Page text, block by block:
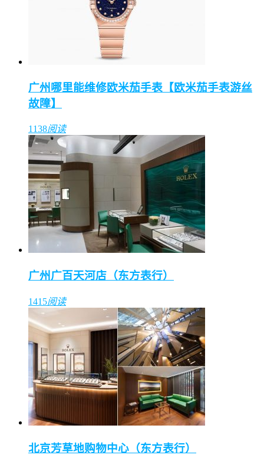
广州哪里能维修欧米茄手表【欧米茄手表游丝
故障】
1138阅读
广州广百天河店（东方表行）
1415阅读
北京芳草地购物中心（东方表行）